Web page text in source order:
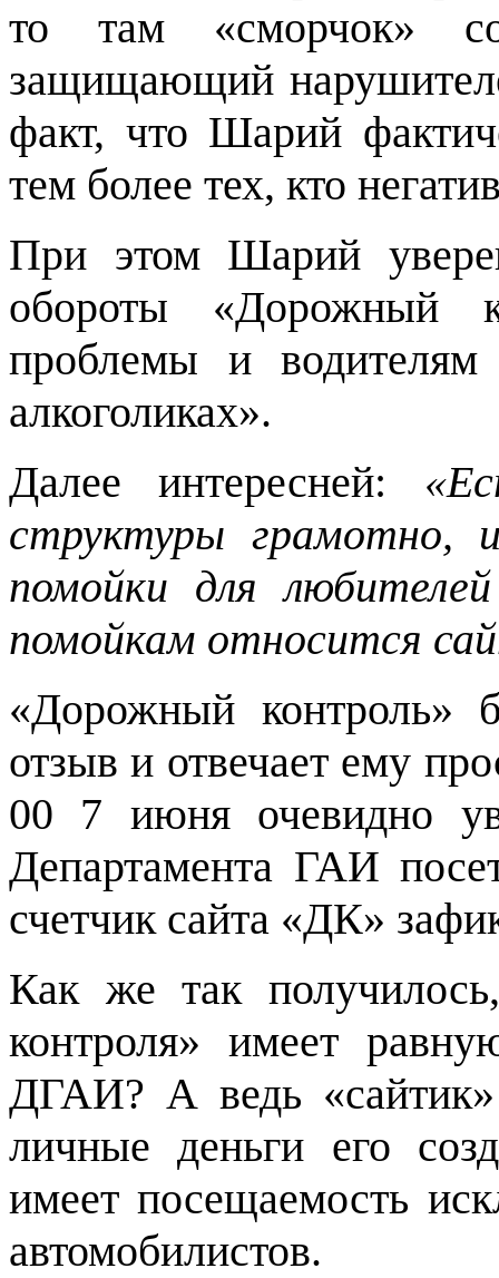
то там «сморчок»
защищающий
факт, что Шарий
тем более тех, кто
При этом Шарий
обороты «Дорожный
проблемы и
алкоголиках».
Далее интересней:
структуры грамотно,
помойки для
помойкам относится
«Дорожный контроль»
отзыв и отвечает ему
00 7 июня очевидно
Департамента ГАИ
счетчик сайта «ДК»
Как же так
контроля» имеет
ДГАИ? А ведь
личные деньги его
имеет посещаемость
автомобилистов.